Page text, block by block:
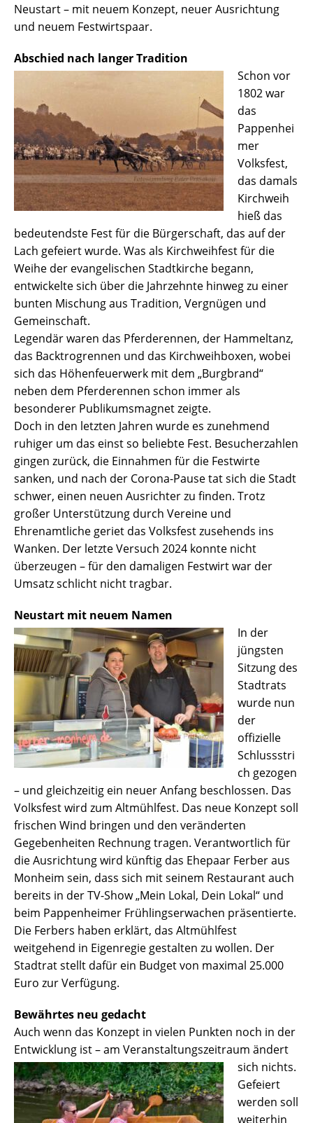
Neustart – mit neuem Konzept, neuer Ausrichtung
und neuem Festwirtspaar.
Abschied nach langer Tradition
Schon vor
1802 war
das
Pappenhei
mer
Volksfest,
das damals
Kirchweih
hieß das
bedeutendste Fest für die Bürgerschaft, das auf der
Lach gefeiert wurde. Was als Kirchweihfest für die
Weihe der evangelischen Stadtkirche begann,
entwickelte sich über die Jahrzehnte hinweg zu einer
bunten Mischung aus Tradition, Vergnügen und
Gemeinschaft.
Legendär waren das Pferderennen, der Hammeltanz,
das Backtrogrennen und das Kirchweihboxen, wobei
sich das Höhenfeuerwerk mit dem „Burgbrand“
neben dem Pferderennen schon immer als
besonderer Publikumsmagnet zeigte.
Doch in den letzten Jahren wurde es zunehmend
ruhiger um das einst so beliebte Fest. Besucherzahlen
gingen zurück, die Einnahmen für die Festwirte
sanken, und nach der Corona-Pause tat sich die Stadt
schwer, einen neuen Ausrichter zu finden. Trotz
großer Unterstützung durch Vereine und
Ehrenamtliche geriet das Volksfest zusehends ins
Wanken. Der letzte Versuch 2024 konnte nicht
überzeugen – für den damaligen Festwirt war der
Umsatz schlicht nicht tragbar.
Neustart mit neuem Namen
In der
jüngsten
Sitzung des
Stadtrats
wurde nun
der
offizielle
Schlussstri
ch gezogen
– und gleichzeitig ein neuer Anfang beschlossen. Das
Volksfest wird zum Altmühlfest. Das neue Konzept soll
frischen Wind bringen und den veränderten
Gegebenheiten Rechnung tragen. Verantwortlich für
die Ausrichtung wird künftig das Ehepaar Ferber aus
Monheim sein, dass sich mit seinem Restaurant auch
bereits in der TV-Show „Mein Lokal, Dein Lokal“ und
beim Pappenheimer Frühlingserwachen präsentierte.
Die Ferbers haben erklärt, das Altmühlfest
weitgehend in Eigenregie gestalten zu wollen. Der
Stadtrat stellt dafür ein Budget von maximal 25.000
Euro zur Verfügung.
Bewährtes neu gedacht
Auch wenn das Konzept in vielen Punkten noch in der
Entwicklung ist – am Veranstaltungszeitraum ändert
sich nichts.
Gefeiert
werden soll
weiterhin